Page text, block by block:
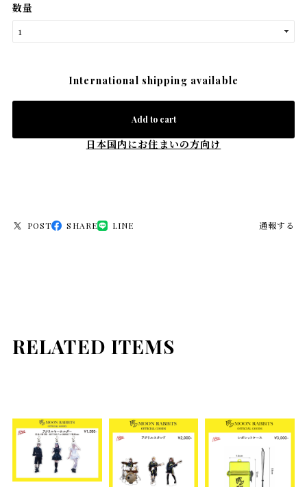
数量
International shipping available
Add to cart
日本国内にお住まいの方向け
POST SHARE LINE 通報する
RELATED ITEMS